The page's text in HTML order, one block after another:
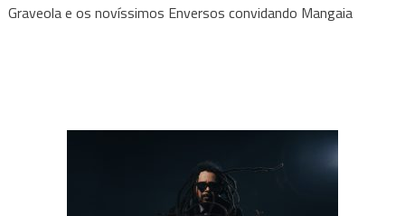
Graveola e os novíssimos Enversos convidando Mangaia